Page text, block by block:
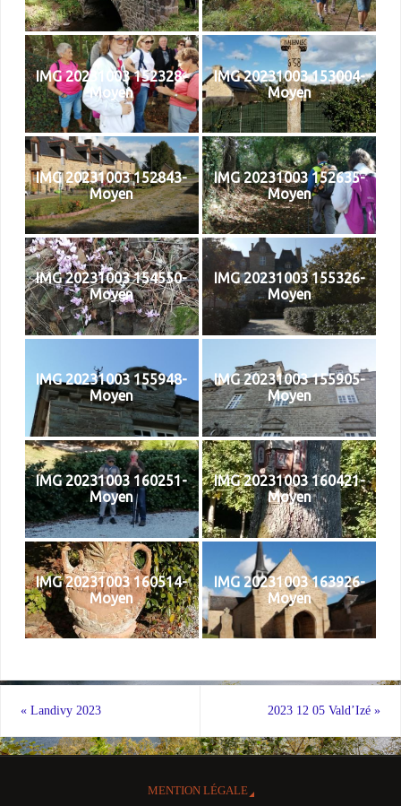
IMG 20231003 152328-
Moyen
IMG 20231003 153004-
Moyen
IMG 20231003 152843-
Moyen
IMG 20231003 152635-
Moyen
IMG 20231003 154550-
Moyen
IMG 20231003 155326-
Moyen
IMG 20231003 155948-
Moyen
IMG 20231003 155905-
Moyen
IMG 20231003 160251-
Moyen
IMG 20231003 160421-
Moyen
IMG 20231003 160514-
Moyen
IMG 20231003 163926-
Moyen
«Landivy 2023 2023 12 05 Vald’Izé»
MENTION LÉGALE